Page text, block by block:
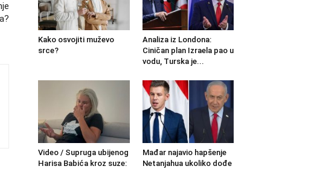
Kako osvojiti muževo
srce?
Analiza iz Londona:
Ciničan plan Izraela pao u
vodu, Turska je...
Video / Supruga ubijenog
Harisa Babića kroz suze:
Mađar najavio hapšenje
Netanjahua ukoliko dođe